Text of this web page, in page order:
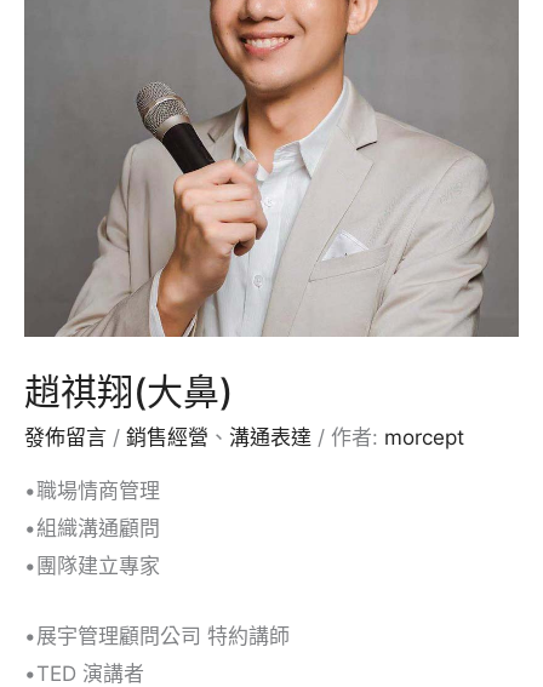
趙祺翔(大鼻)
發佈留言 / 銷售經營 、 溝通表達 / 作者: morcept
•職場情商管理
•組織溝通顧問
•團隊建立專家
•展宇管理顧問公司 特約講師
•TED 演講者